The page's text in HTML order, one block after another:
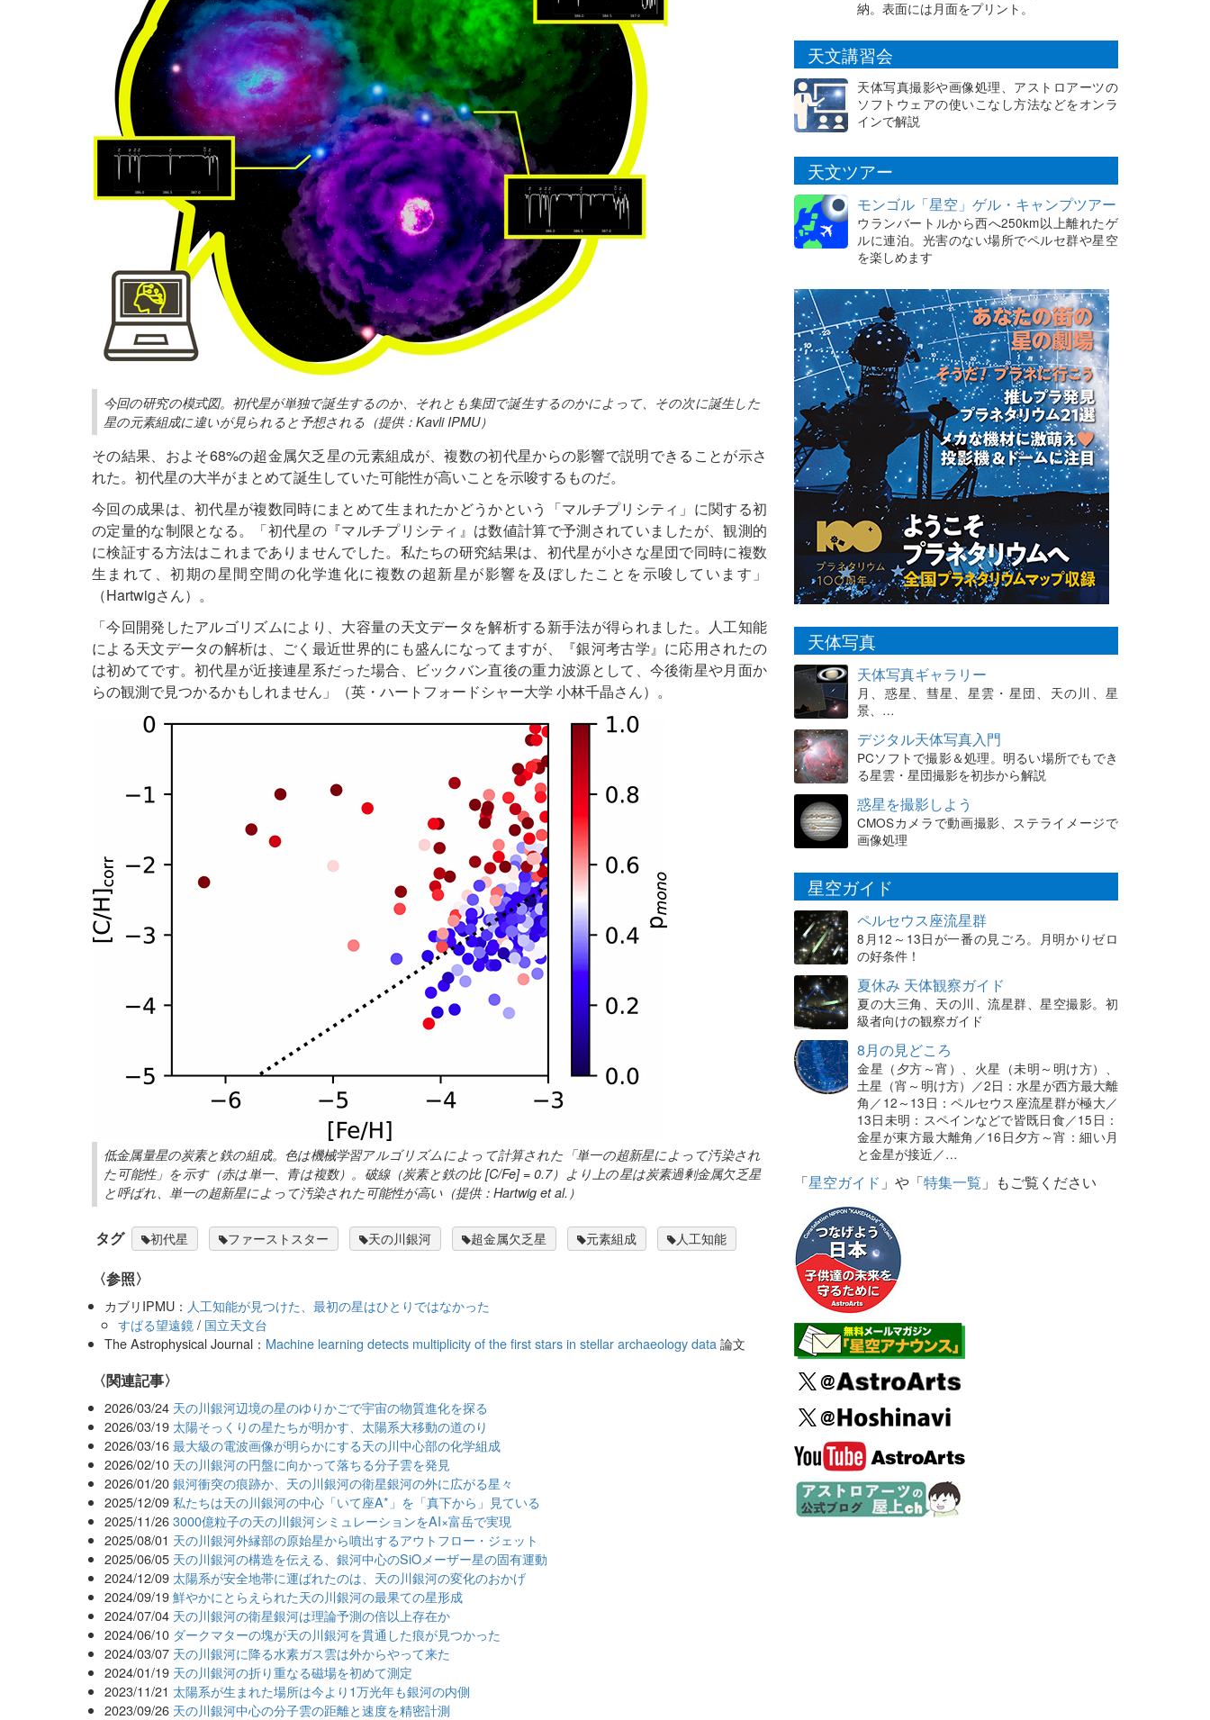
今回の研究の模式図。初代星が単独で誕生するのか、それとも集団で誕生するのかによって、その次に誕生した
星の元素組成に違いが見られると予想される（提供：Kavli IPMU）
その結果、およそ68%の超金属欠乏星の元素組成が、複数の初代星からの影響で説明できることが示さ
れた。初代星の大半がまとめて誕生していた可能性が高いことを示唆するものだ。
今回の成果は、初代星が複数同時にまとめて生まれたかどうかという「マルチプリシティ」に関する初
の定量的な制限となる。「初代星の『マルチプリシティ』は数値計算で予測されていましたが、観測的
に検証する方法はこれまでありませんでした。私たちの研究結果は、初代星が小さな星団で同時に複数
生まれて、初期の星間空間の化学進化に複数の超新星が影響を及ぼしたことを示唆しています」
（Hartwigさん）。
「今回開発したアルゴリズムにより、大容量の天文データを解析する新手法が得られました。人工知能
による天文データの解析は、ごく最近世界的にも盛んになってますが、『銀河考古学』に応用されたの
は初めてです。初代星が近接連星系だった場合、ビックバン直後の重力波源として、今後衛星や月面か
らの観測で見つかるかもしれません」（英・ハートフォードシャー大学 小林千晶さん）。
低金属量星の炭素と鉄の組成。色は機械学習アルゴリズムによって計算された「単一の超新星によって汚染され
た可能性」を示す（赤は単一、青は複数）。破線（炭素と鉄の比 [C/Fe] = 0.7）より上の星は炭素過剰金属欠乏星
と呼ばれ、単一の超新星によって汚染された可能性が高い（提供：Hartwig et al.）
タグ 初代星 ファーストスター 天の川銀河 超金属欠乏星 元素組成 人工知能
〈参照〉
カブリIPMU： 人工知能が見つけた、最初の星はひとりではなかった
すばる望遠鏡 / 国立天文台
The Astrophysical Journal： Machine learning detects multiplicity of the first stars in stellar archaeology data 論文
関連記事
2026/03/24 天の川銀河辺境の星のゆりかごで宇宙の物質進化を探る
2026/03/19 太陽そっくりの星たちが明かす、太陽系大移動の道のり
2026/03/16 最大級の電波画像が明らかにする天の川中心部の化学組成
2026/02/10 天の川銀河の円盤に向かって落ちる分子雲を発見
2026/01/20 銀河衝突の痕跡か、天の川銀河の衛星銀河の外に広がる星々
2025/12/09 私たちは天の川銀河の中心「いて座A*」を「真下から」見ている
2025/11/26 3000億粒子の天の川銀河シミュレーションをAI×富岳で実現
2025/08/01 天の川銀河外縁部の原始星から噴出するアウトフロー・ジェット
2025/06/05 天の川銀河の構造を伝える、銀河中心のSiOメーザー星の固有運動
2024/12/09 太陽系が安全地帯に運ばれたのは、天の川銀河の変化のおかげ
2024/09/19 鮮やかにとらえられた天の川銀河の最果ての星形成
2024/07/04 天の川銀河の衛星銀河は理論予測の倍以上存在か
2024/06/10 ダークマターの塊が天の川銀河を貫通した痕が見つかった
2024/03/07 天の川銀河に降る水素ガス雲は外からやって来た
2024/01/19 天の川銀河の折り重なる磁場を初めて測定
2023/11/21 太陽系が生まれた場所は今より1万光年も銀河の内側
2023/09/26 天の川銀河中心の分子雲の距離と速度を精密計測
納。表面には月面をプリント。
天文講習会
天体写真撮影や画像処理、アストロアーツの
ソフトウェアの使いこなし方法などをオンラ
インで解説
天文ツアー
モンゴル「星空」ゲル・キャンプツアー
ウランバートルから西へ250km以上離れたゲ
ルに連泊。光害のない場所でペルセ群や星空
を楽しめます
天体写真
天体写真ギャラリー
月、惑星、彗星、星雲・星団、天の川、星
景、…
デジタル天体写真入門
PCソフトで撮影＆処理。明るい場所でもでき
る星雲・星団撮影を初歩から解説
惑星を撮影しよう
CMOSカメラで動画撮影、ステライメージで
画像処理
星空ガイド
ペルセウス座流星群
8月12～13日が一番の見ごろ。月明かりゼロ
の好条件！
夏休み 天体観察ガイド
夏の大三角、天の川、流星群、星空撮影。初
級者向けの観察ガイド
8月の見どころ
金星（夕方～宵）、火星（未明～明け方）、
土星（宵～明け方）／2日：水星が西方最大離
角／12～13日：ペルセウス座流星群が極大／
13日未明：スペインなどで皆既日食／15日：
金星が東方最大離角／16日夕方～宵：細い月
と金星が接近／…
「星空ガイド 」や「特集一覧 」もご覧ください